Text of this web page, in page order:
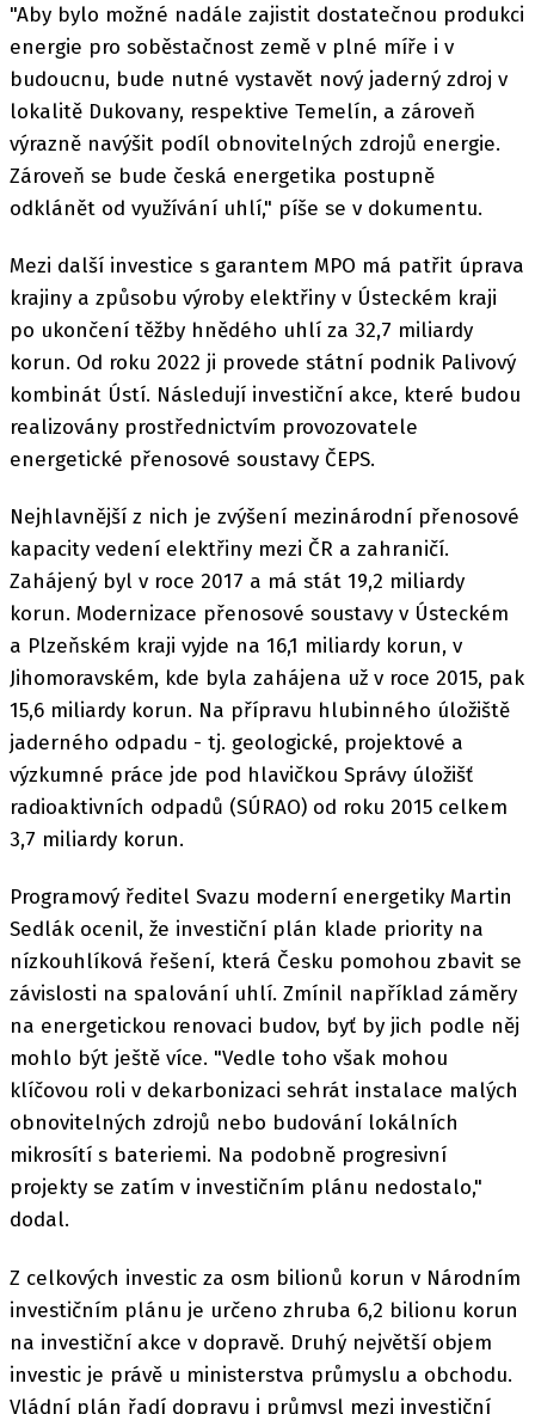
"Aby bylo možné nadále zajistit dostatečnou produkci
energie pro soběstačnost země v plné míře i v
budoucnu, bude nutné vystavět nový jaderný zdroj v
lokalitě Dukovany, respektive Temelín, a zároveň
výrazně navýšit podíl obnovitelných zdrojů energie.
Zároveň se bude česká energetika postupně
odklánět od využívání uhlí," píše se v dokumentu.
Mezi další investice s garantem MPO má patřit úprava
krajiny a způsobu výroby elektřiny v Ústeckém kraji
po ukončení těžby hnědého uhlí za 32,7 miliardy
korun. Od roku 2022 ji provede státní podnik Palivový
kombinát Ústí. Následují investiční akce, které budou
realizovány prostřednictvím provozovatele
energetické přenosové soustavy ČEPS.
Nejhlavnější z nich je zvýšení mezinárodní přenosové
kapacity vedení elektřiny mezi ČR a zahraničí.
Zahájený byl v roce 2017 a má stát 19,2 miliardy
korun. Modernizace přenosové soustavy v Ústeckém
a Plzeňském kraji vyjde na 16,1 miliardy korun, v
Jihomoravském, kde byla zahájena už v roce 2015, pak
15,6 miliardy korun. Na přípravu hlubinného úložiště
jaderného odpadu - tj. geologické, projektové a
výzkumné práce jde pod hlavičkou Správy úložišť
radioaktivních odpadů (SÚRAO) od roku 2015 celkem
3,7 miliardy korun.
Programový ředitel Svazu moderní energetiky Martin
Sedlák ocenil, že investiční plán klade priority na
nízkouhlíková řešení, která Česku pomohou zbavit se
závislosti na spalování uhlí. Zmínil například záměry
na energetickou renovaci budov, byť by jich podle něj
mohlo být ještě více. "Vedle toho však mohou
klíčovou roli v dekarbonizaci sehrát instalace malých
obnovitelných zdrojů nebo budování lokálních
mikrosítí s bateriemi. Na podobně progresivní
projekty se zatím v investičním plánu nedostalo,"
dodal.
Z celkových investic za osm bilionů korun v Národním
investičním plánu je určeno zhruba 6,2 bilionu korun
na investiční akce v dopravě. Druhý největší objem
investic je právě u ministerstva průmyslu a obchodu.
Vládní plán řadí dopravu i průmysl mezi investiční